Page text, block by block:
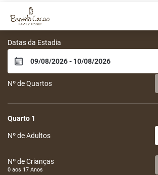
Bendito Cacao
Datas da Estadia
Nº de Quartos
Quarto 1
Nº de Adultos
Nº de Crianças
0 aos 17 Anos